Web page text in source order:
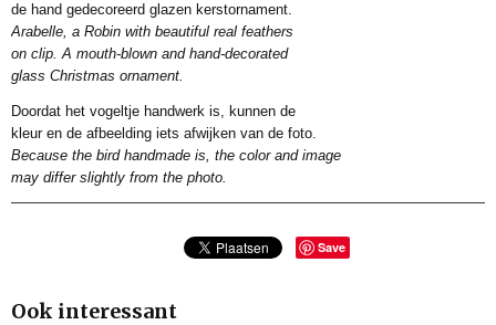
de hand gedecoreerd glazen kerstornament.
Arabelle, a Robin with beautiful real feathers
on clip. A mouth-blown and hand-decorated
glass Christmas ornament.
Doordat het vogeltje handwerk is, kunnen de
kleur en de afbeelding iets afwijken van de foto.
Because the bird handmade is, the color and image
may differ slightly from the photo.
Save
Ook interessant